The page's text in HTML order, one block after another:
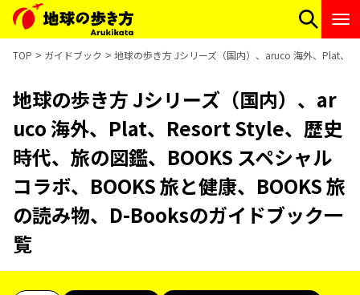
TOP ガイドブック 地球の歩き方 Jシリーズ（国内）、aruco 海外、Plat、
地球の歩き方 Jシリーズ（国内）、ar
uco 海外、Plat、Resort Style、歴史
時代、旅の図鑑、BOOKS スペシャル
コラボ、BOOKS 旅と健康、BOOKS 旅
の読み物、D-Booksのガイドブック一
覧